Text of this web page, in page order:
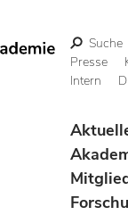
Suche
Presse
Intern